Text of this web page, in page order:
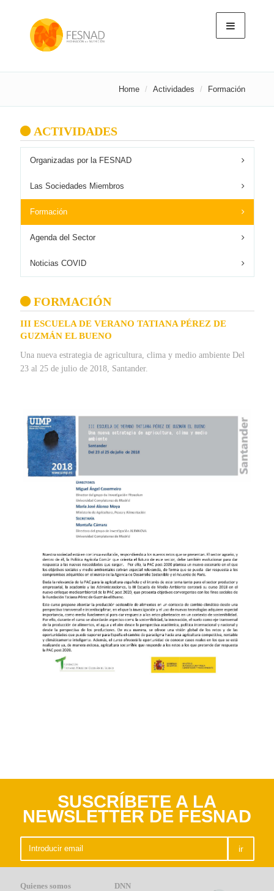
Home Actividades Formación
ACTIVIDADES
Organizadas por la FESNAD
Las Sociedades Miembros
Formación
Agenda del Sector
Noticias COVID
FORMACIÓN
III ESCUELA DE VERANO TATIANA PÉREZ DE
GUZMÁN EL BUENO
Una nueva estrategia de agricultura, clima y medio ambiente Del
23 al 25 de julio de 2018, Santander.
SUSCRÍBETE A LA
NEWSLETTER DE FESNAD
ir
Quienes somos DNN